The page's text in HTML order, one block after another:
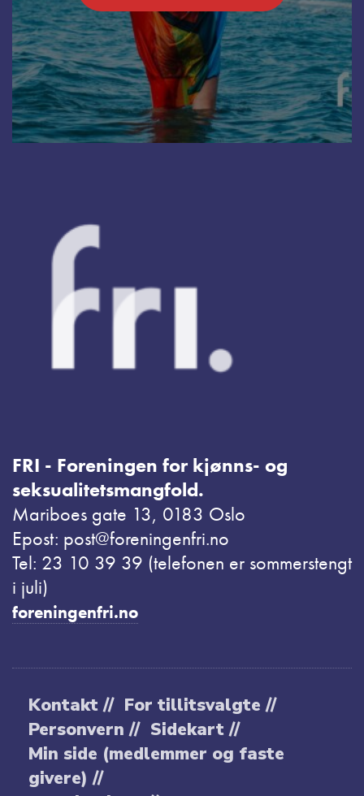
FRI - Foreningen for kjønns- og
seksualitetsmangfold.
Mariboes gate 13, 0183 Oslo
Epost: post@foreningenfri.no
Tel: 23 10 39 39 (telefonen er sommerstengt
i juli)
foreningenfri.no
Kontakt // For tillitsvalgte //
Personvern // Sidekart //
Min side (medlemmer og faste
givere) //